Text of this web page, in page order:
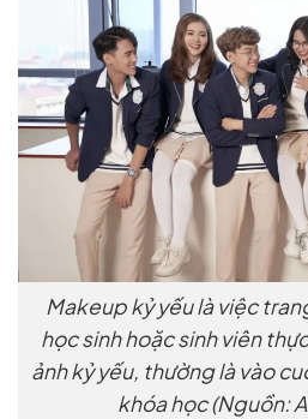
Makeup kỷ yếu là việc
học sinh hoặc sinh viên
ảnh kỷ yếu, thường là vào
khóa học (Nguồn: